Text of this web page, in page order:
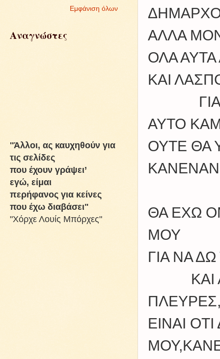
ΑΛΛΑ
ΟΛΑ
ΚΑΙ
ΓΙΑΤΙ
ΑΥΤΟ
ΟΥΤΕ ΘΑ
ΘΑ ΕΧΩ
ΜΟΥ
ΓΙΑ ΝΑ ΔΩ
ΚΑΙ
ΕΙΝΑΙ
Εμφάνιση όλων
Αναγνώστες
''Άλλοι, ας καυχηθούν για
τις σελίδες
που έχουν γράψει’
εγώ, είμαι
περήφανος για κείνες
που έχω διαβάσει"
"Χόρχε Λουίς Μπόρχες"